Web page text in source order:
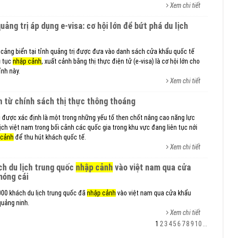
Xem chi tiết
biển tại tỉnh quảng trị được đưa vào danh sách cửa khẩu quốc tế
tục nhập cảnh, xuất cảnh bằng thị thực điện tử (e-visa) là cơ hội lớn cho
này.
Xem chi tiết
từ chính sách thị thực thông thoáng
xác định là một trong những yếu tố then chốt nâng cao năng lực
việt nam trong bối cảnh các quốc gia trong khu vực đang liên tục nới
để thu hút khách quốc tế.
Xem chi tiết
du lịch trung quốc nhập cảnh vào việt nam qua cửa
cái
khách du lịch trung quốc đã nhập cảnh vào việt nam qua cửa khẩu
ninh.
Xem chi tiết
1 2 3 456 789 10